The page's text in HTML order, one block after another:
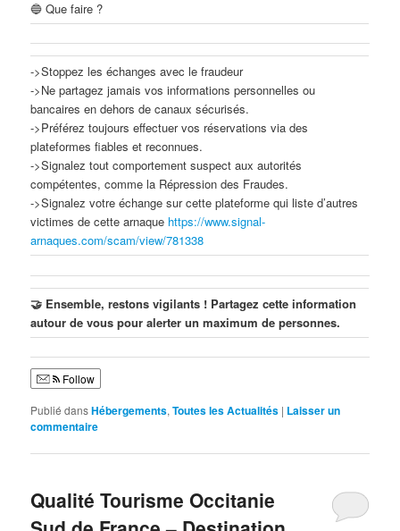
🔵 Que faire ?
->Stoppez les échanges avec le fraudeur
->Ne partagez jamais vos informations personnelles ou
bancaires en dehors de canaux sécurisés.
->Préférez toujours effectuer vos réservations via des
plateformes fiables et reconnues.
->Signalez tout comportement suspect aux autorités
compétentes, comme la Répression des Fraudes.
->Signalez votre échange sur cette plateforme qui liste d’autres
victimes de cette arnaque https://www.signal-
arnaques.com/scam/view/781338
🤝 Ensemble, restons vigilants ! Partagez cette information
autour de vous pour alerter un maximum de personnes.
Follow
Publié dansHébergements,Toutes les Actualités | Laisser un
commentaire
Qualité Tourisme Occitanie